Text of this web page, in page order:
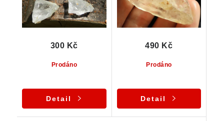
Prodáno
300 Kč
Detail
Prodáno
490 Kč
Detail